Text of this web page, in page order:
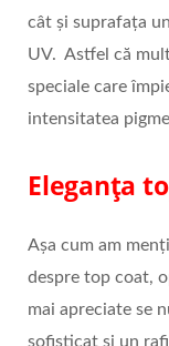
cât și suprafața
UV. Astfel că
speciale care
intensitatea
Eleganța
Așa cum am
despre top coat,
mai apreciate se
sofisticat și un